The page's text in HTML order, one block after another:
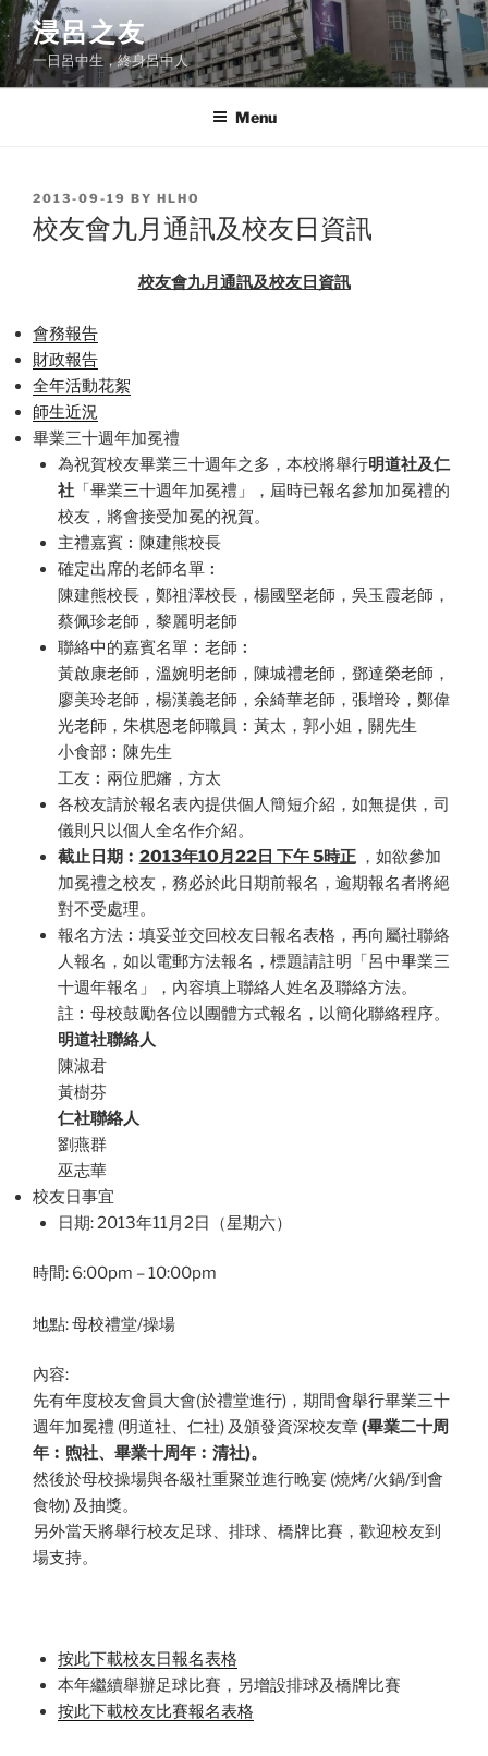
Skip
to
content
浸呂之友
一日呂中生，終身呂中人
Menu
POSTED
ON
2013-09-19 BY HLHO
校友會九月通訊及校友日資訊
校友會九月通訊及校友日資訊
會務報告
財政報告
全年活動花絮
師生近況
畢業三十週年加冕禮
為祝賀校友畢業三十週年之多，本校將舉行明道社及仁
社「畢業三十週年加冕禮」，屆時已報名參加加冕禮的
校友，將會接受加冕的祝賀。
主禮嘉賓︰陳建熊校長
確定出席的老師名單︰
陳建熊校長，鄭祖澤校長，楊國堅老師，吳玉霞老師，
蔡佩珍老師，黎麗明老師
聯絡中的嘉賓名單︰老師︰
黃啟康老師，溫婉明老師，陳城禮老師，鄧達榮老師，
廖美玲老師，楊漢義老師，余綺華老師，張增玲，鄭偉
光老師，朱棋恩老師職員︰黃太，郭小姐，關先生
小食部︰陳先生
工友︰兩位肥嬸，方太
各校友請於報名表內提供個人簡短介紹，如無提供，司
儀則只以個人全名作介紹。
截止日期︰ 2013年10月22日 下午 5時正，如欲參加
加冕禮之校友，務必於此日期前報名，逾期報名者將絕
對不受處理。
報名方法︰填妥並交回校友日報名表格，再向屬社聯絡
人報名，如以電郵方法報名，標題請註明「呂中畢業三
十週年報名」，內容填上聯絡人姓名及聯絡方法。
註︰母校鼓勵各位以團體方式報名，以簡化聯絡程序。
明道社聯絡人
陳淑君
黃樹芬
仁社聯絡人
劉燕群
巫志華
校友日事宜
日期: 2013年11月2日（星期六）
時間: 6:00pm – 10:00pm
地點: 母校禮堂/操場
內容:
先有年度校友會員大會(於禮堂進行)，期間會舉行畢業三十
週年加冕禮 (明道社、仁社) 及頒發資深校友章(畢業二十周
年︰煦社、畢業十周年︰清社)。
然後於母校操場與各級社重聚並進行晚宴 (燒烤/火鍋/到會
食物) 及抽獎。
另外當天將舉行校友足球、排球、橋牌比賽，歡迎校友到
場支持。
按此下載校友日報名表格
本年繼續舉辦足球比賽，另增設排球及橋牌比賽
按此下載校友比賽報名表格